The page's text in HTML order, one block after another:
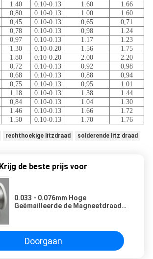
1.40 0.10-0.13 1.60
1.66
0,80 0.10-0.13 1.00
1.60
0,45 0.10-0.13 0,65
0,71
0,78 0.10-0.13 0,98
1.24
0,97 0.10-0.13 1.17
1.23
1.30 0.10-0.20 1.56
1.75
1.80 0.10-0.20 2.00
2.20
0,72 0.10-0.13 0,92
0,98
0,68 0.10-0.13 0,88
0,94
0,75 0.10-0.13 0,95
1.01
1.18 0.10-0.13 1.38
1.44
0,84 0.10-0.13 1.04
1.30
1.46 0.10-0.13 1.66
1.72
1.50 0.10-0.13 1.70 1.76
rechthoekige litzdraad solderende litz draad
Krijg de beste prijs voor
0.033 - 0.076mm Hoge
Geëmailleerde de Magneetdraad
het Verwarmen Elementen
Doorgaan